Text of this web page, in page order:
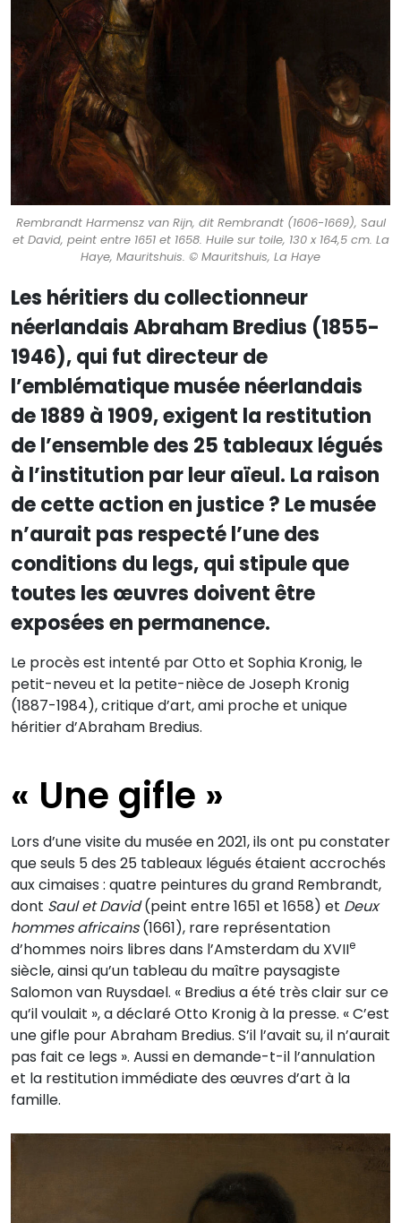
Rembrandt Harmensz van Rijn, dit Rembrandt (1606-1669), Saul
et David, peint entre 1651 et 1658. Huile sur toile, 130 x 164,5 cm. La
Haye, Mauritshuis. © Mauritshuis, La Haye
Les héritiers du collectionneur
néerlandais Abraham Bredius (1855-
1946), qui fut directeur de
l’emblématique musée néerlandais
de 1889 à 1909, exigent la restitution
de l’ensemble des 25 tableaux légués
à l’institution par leur aïeul. La raison
de cette action en justice ? Le musée
n’aurait pas respecté l’une des
conditions du legs, qui stipule que
toutes les œuvres doivent être
exposées en permanence.
Le procès est intenté par Otto et Sophia Kronig, le
petit-neveu et la petite-nièce de Joseph Kronig
(1887-1984), critique d’art, ami proche et unique
héritier d’Abraham Bredius.
« Une gifle »
Lors d’une visite du musée en 2021, ils ont pu constater
que seuls 5 des 25 tableaux légués étaient accrochés
aux cimaises : quatre peintures du grand Rembrandt,
dont Saul et David(peint entre 1651 et 1658) et Deux
hommes africains(1661), rare représentation
d’hommes noirs libres dans l’Amsterdam du XVIIe
siècle, ainsi qu’un tableau du maître paysagiste
Salomon van Ruysdael. « Bredius a été très clair sur ce
qu’il voulait », a déclaré Otto Kronig à la presse. « C’est
une gifle pour Abraham Bredius. S’il l’avait su, il n’aurait
pas fait ce legs ». Aussi en demande-t-il l’annulation
et la restitution immédiate des œuvres d’art à la
famille.